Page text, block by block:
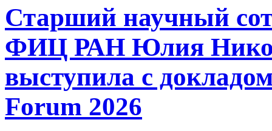
Старший научный
ФИЦ РАН Юлия
выступила с
Forum 2026